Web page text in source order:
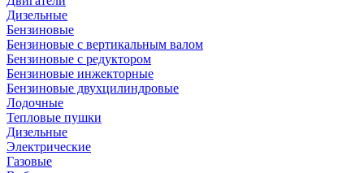
Дизельные
Бензиновые
Бензиновые с вертикальным валом
Бензиновые с редуктором
Бензиновые инжекторные
Бензиновые двухцилиндровые
Лодочные
Тепловые пушки
Дизельные
Электрические
Газовые